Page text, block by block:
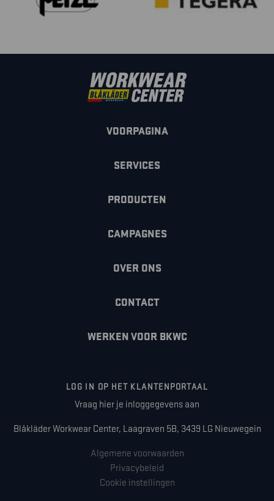
VOORPAGINA
SERVICES
PRODUCTEN
CAMPAGNES
OVER ONS
CONTACT
WERKEN VOOR BKWC
LOG IN OP HET KLANTENPORTAAL
Vraag hier je inloggegevens aan
Blåkläder Workwear Center, Laagraven 5B, 3439 LG Nieuwegein
Algemene voorwaarden
Privacybeleid
Cookie instellingen